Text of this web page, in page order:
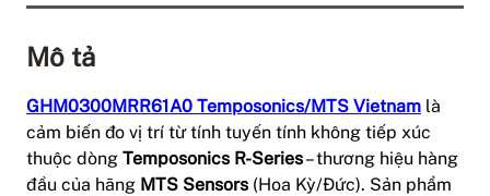
Mô tả
GHM0300MRR61A0 Temposonics/MTS Vietnam là
cảm biến đo vị trí từ tính tuyến tính không tiếp xúc
thuộc dòng Temposonics R-Series– thương hiệu hàng
đầu của hãng MTS Sensors (Hoa Kỳ/Đức). Sản phẩm